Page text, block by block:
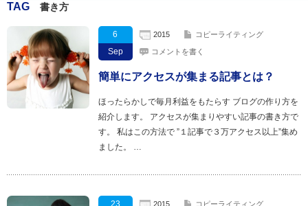
TAG 書き方
6
Sep
2015 コピーライティング
コメントを書く
簡単にアクセスが集まる記事とは？
ほったらかしで毎月利益をもたらす ブログの作り方を
紹介します。 アクセスが集まりやすい記事の書き方で
す。 私はこの方法で ”１記事で３万アクセス以上”集め
ました。 …
23
2015 コピーライティング